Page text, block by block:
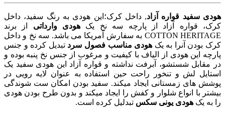
هودی سفید قواره آزاد, داخل کرک؛این هودی به رنگ سفید، داخل
کرک، قواره آزاد از پارچه سه نخ یک هودی وارداتی از برند
COTTON HERITAGE به سفارش آمریکا می باشد. سه نخ و داخل
کرک بودن آنرا به یک هودی مناسب فصول سرد تبدیل کرده و جنس
پارچه این هودی از الیاف با کیفیت و مرغوب از جنس نخ پنبه بوده و
در مقابل شستشو، آبرفت نداشته و قواره آزاد این هودی سفید یک
استایل لش و تنخور راحت حین استفاده به عنوان لایه رویی در
پوشش های زمستانی ایجاد میکند. سفید بودن امکان ست شوندگی
بیشتر با انواع شلوار و کفش را ایجاد میکند و بدون طرح بودن هودی
را به یک هودی یونی سکس تبدلیل کرده است.